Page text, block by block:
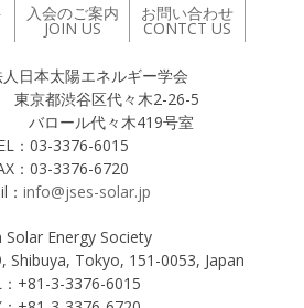
入会のご案内
JOIN US
お問い合わせ
CONTCT US
日本太陽エネルギー学会
東京都渋谷区代々木2-26-5
代々木419号室
：03-3376-6015
：03-3376-6720
info@jses-solar.jp
Solar Energy Society
Shibuya, Tokyo, 151-0053, Japan
：+81-3-3376-6015